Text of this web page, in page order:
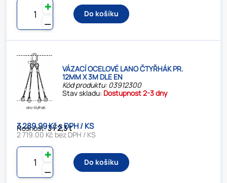
⚊
✚
Do košíku
VÁZACÍ OCELOVÉ LANO ČTYŘHÁK PR.
12MM X 3M DLE EN
Kód produktu: 03912300
Stav skladu: Dostupnost 2-3 dny
Nosnost:3 / 2,3 t
3 289.99 Kč s DPH / KS
2 719.00 Kč bez DPH / KS
⚊
✚
Do košíku